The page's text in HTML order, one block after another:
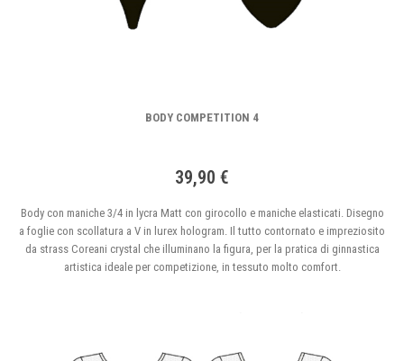
BODY COMPETITION 4
39,90 €
Body con maniche 3/4 in lycra Matt con girocollo e maniche elasticati. Disegno
a foglie con scollatura a V in lurex hologram. Il tutto contornato e impreziosito
da strass Coreani crystal che illuminano la figura, per la pratica di ginnastica
artistica ideale per competizione, in tessuto molto comfort.